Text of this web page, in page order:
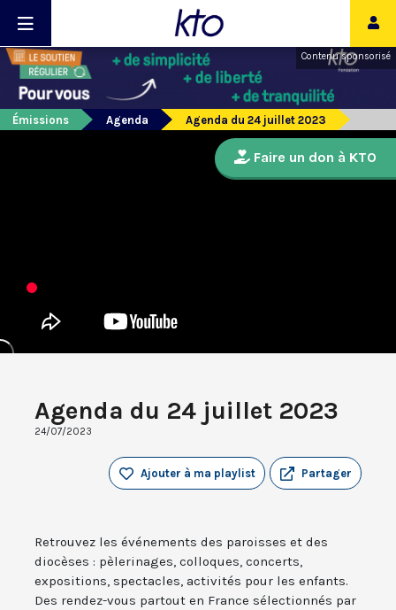
Contenu sponsorisé
Émissions Agenda Agenda du 24 juillet 2023
Agenda du 24 juillet 2023
24/07/2023
Partager
Ajouter à ma playlist
Retrouvez les événements des paroisses et des
diocèses : pèlerinages, colloques, concerts,
expositions, spectacles, activités pour les enfants.
Des rendez-vous partout en France sélectionnés par
Faire un don à KTO